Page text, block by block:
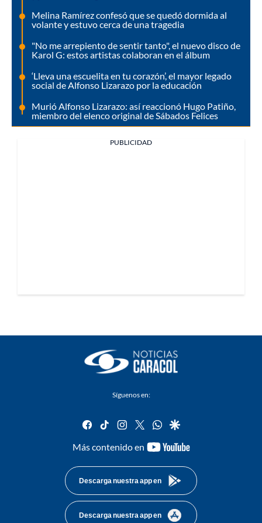
Melina Ramírez confesó que se quedó dormida al
volante y estuvo cerca de una tragedia
"No me arrepiento de sentir tanto", el nuevo disco de
Karol G: estos artistas colaboran en el álbum
‘Lleva una escuelita en tu corazón’, el mayor legado
social de Alfonso Lizarazo por la educación
Murió Alfonso Lizarazo: así reaccionó Hugo Patiño,
miembro del elenco original de Sábados Felices
PUBLICIDAD
Síguenos en:
facebook
tiktok instagram
twitterwhatsapp
google
Más contenido en
youtube-
Descarga nuestra app en
Descarga nuestra app en